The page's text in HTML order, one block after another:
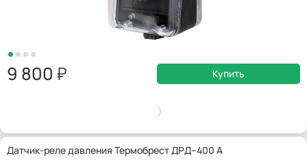
9 800 Купить
Датчик-реле давления Термобрест ДРД–400 А